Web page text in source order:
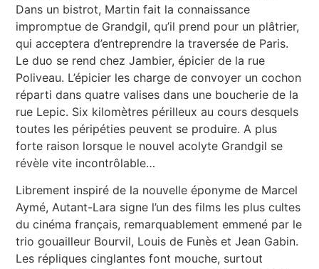
Dans un bistrot, Martin fait la connaissance
impromptue de Grandgil, qu’il prend pour un plâtrier,
qui acceptera d’entreprendre la traversée de Paris.
Le duo se rend chez Jambier, épicier de la rue
Poliveau. L’épicier les charge de convoyer un cochon
réparti dans quatre valises dans une boucherie de la
rue Lepic. Six kilomètres périlleux au cours desquels
toutes les péripéties peuvent se produire. A plus
forte raison lorsque le nouvel acolyte Grandgil se
révèle vite incontrôlable…
Librement inspiré de la nouvelle éponyme de Marcel
Aymé, Autant-Lara signe l’un des films les plus cultes
du cinéma français, remarquablement emmené par le
trio gouailleur Bourvil, Louis de Funès et Jean Gabin.
Les répliques cinglantes font mouche, surtout